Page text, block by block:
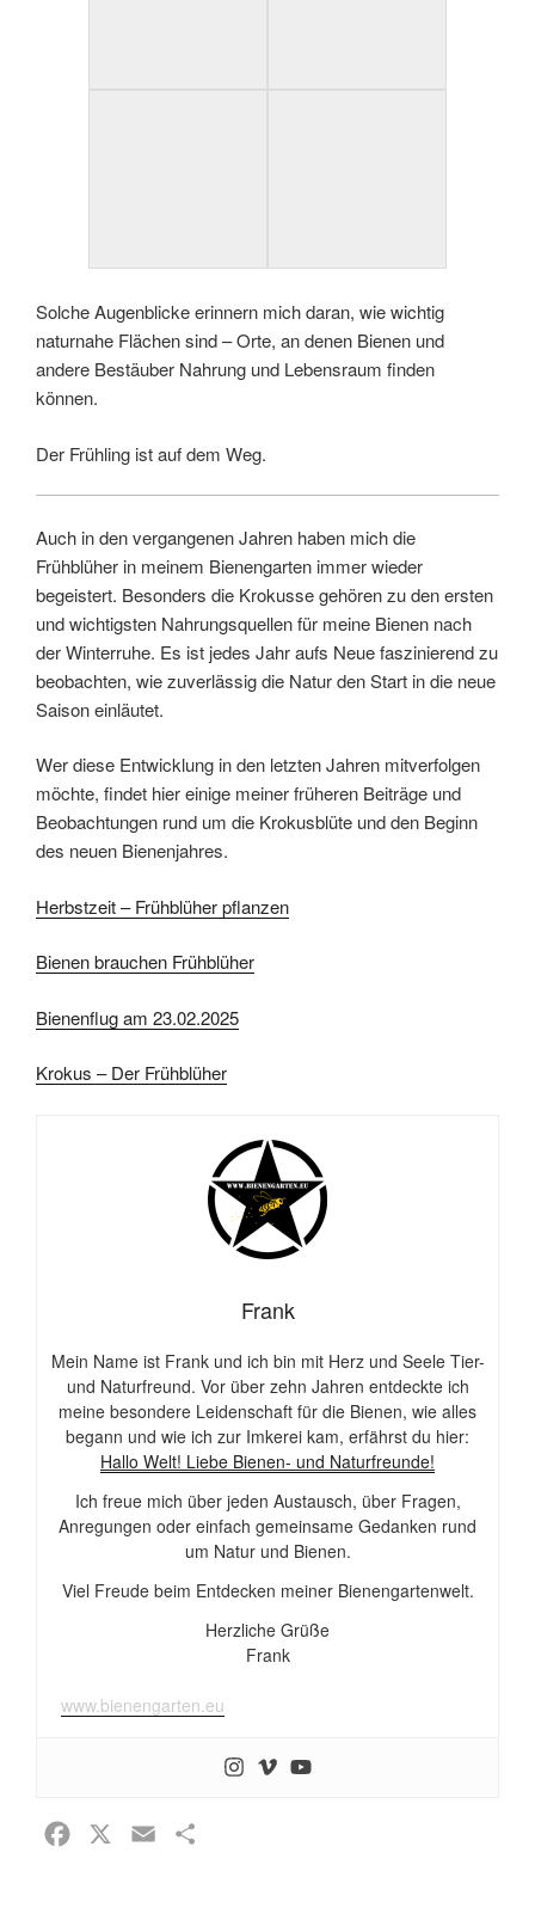
Solche Augenblicke erinnern mich daran, wie wichtig
naturnahe Flächen sind – Orte, an denen Bienen und
andere Bestäuber Nahrung und Lebensraum finden
können.
Der Frühling ist auf dem Weg.
Auch in den vergangenen Jahren haben mich die
Frühblüher in meinem Bienengarten immer wieder
begeistert. Besonders die Krokusse gehören zu den ersten
und wichtigsten Nahrungsquellen für meine Bienen nach
der Winterruhe. Es ist jedes Jahr aufs Neue faszinierend zu
beobachten, wie zuverlässig die Natur den Start in die neue
Saison einläutet.
Wer diese Entwicklung in den letzten Jahren mitverfolgen
möchte, findet hier einige meiner früheren Beiträge und
Beobachtungen rund um die Krokusblüte und den Beginn
des neuen Bienenjahres.
Herbstzeit – Frühblüher pflanzen
Bienen brauchen Frühblüher
Bienenflug am 23.02.2025
Krokus – Der Frühblüher
Frank
Mein Name ist Frank und ich bin mit Herz und Seele Tier-
und Naturfreund. Vor über zehn Jahren entdeckte ich
meine besondere Leidenschaft für die Bienen, wie alles
begann und wie ich zur Imkerei kam, erfährst du hier:
Hallo Welt! Liebe Bienen- und Naturfreunde!
Ich freue mich über jeden Austausch, über Fragen,
Anregungen oder einfach gemeinsame Gedanken rund
um Natur und Bienen.
Viel Freude beim Entdecken meiner Bienengartenwelt.
Herzliche Grüße
Frank
www.bienengarten.eu